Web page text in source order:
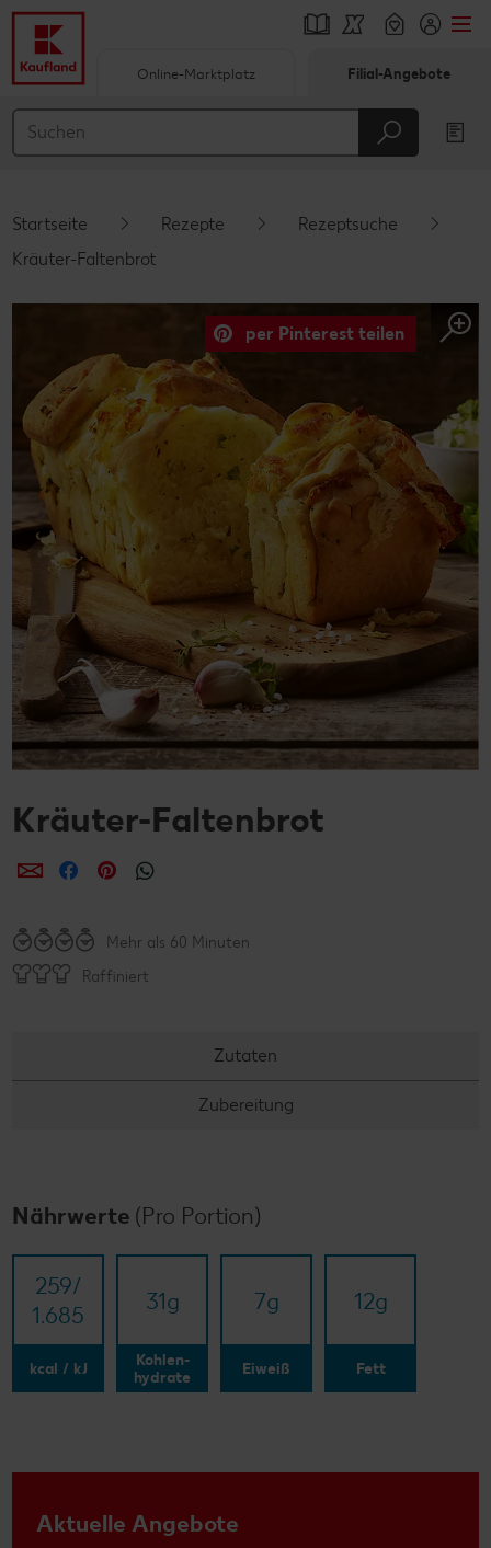
Hauptinhalt
Schwebender Seitenbereich
Online-Marktplatz Filial-Angebote
Startseite Rezepte
Rezeptsuche
Kräuter-Faltenbrot
per Pinterest teilen
Kräuter-Faltenbrot
per E-Mail teilen
per Facebook teilen
per Pinterest teilen
Mehr als 60 Minuten
Raffiniert
Zutaten
Zubereitung
Nährwerte (Pro Portion)
259/​
1.685
kcal / kJ
31g
Kohlen-
hydrate
7g
Eiweiß
12g
Fett
Aktuelle Angebote